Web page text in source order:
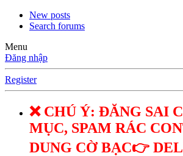
New posts
Search forums
Menu
Đăng nhập
Register
❌ CHÚ Ý: ĐĂNG SAI
MỤC, SPAM RÁC
DUNG CỜ BẠC👉